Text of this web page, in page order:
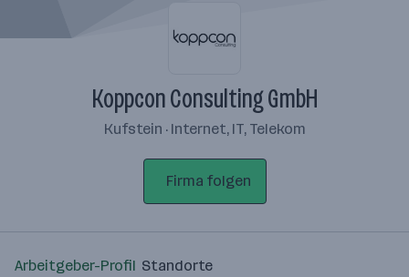
Koppcon Consulting GmbH
Kufstein · Internet, IT, Telekom
Firma folgen
Arbeitgeber-Profil Standorte